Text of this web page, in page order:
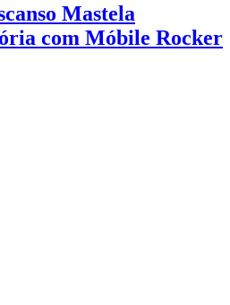
Mastela
com Móbile Rocker